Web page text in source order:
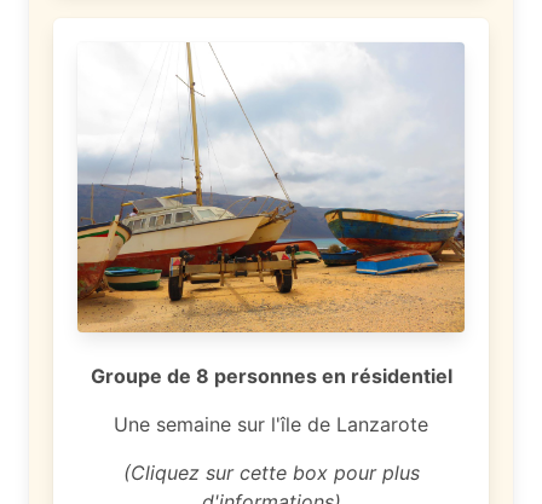
Groupe de 8 personnes en résidentiel
Une semaine sur l'île de Lanzarote
(Cliquez sur cette box pour plus